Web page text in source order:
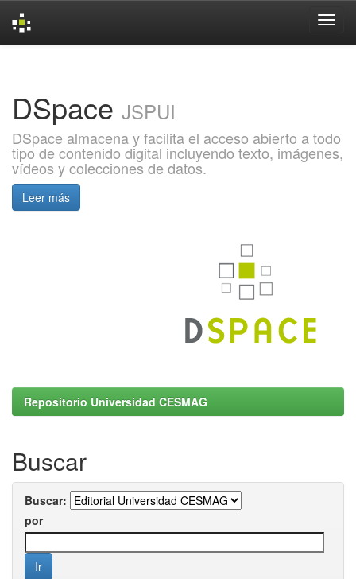
DSpace JSPUI
DSpace almacena y facilita el acceso abierto a todo
tipo de contenido digital incluyendo texto, imágenes,
vídeos y colecciones de datos.
Leer más
Repositorio Universidad CESMAG
Buscar
Buscar:
por